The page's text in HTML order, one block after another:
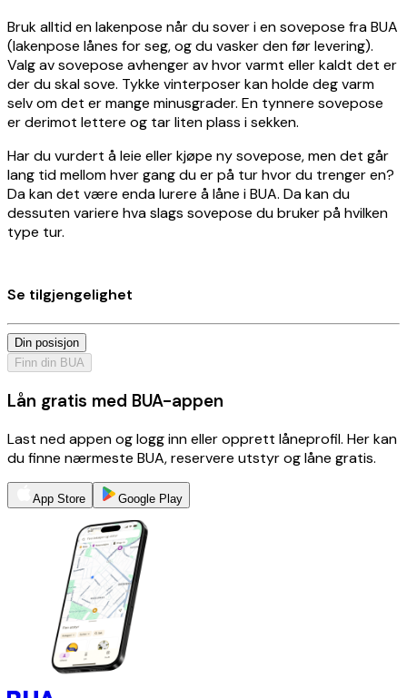
Bruk alltid en lakenpose når du sover i en sovepose fra BUA
(lakenpose lånes for seg, og du vasker den før levering).
Valg av sovepose avhenger av hvor varmt eller kaldt det er
der du skal sove. Tykke vinterposer kan holde deg varm
selv om det er mange minusgrader. En tynnere sovepose
er derimot lettere og tar liten plass i sekken.
Har du vurdert å leie eller kjøpe ny sovepose, men det går
lang tid mellom hver gang du er på tur hvor du trenger en?
Da kan det være enda lurere å låne i BUA. Da kan du
dessuten variere hva slags sovepose du bruker på hvilken
type tur.
Se tilgjengelighet
Din posisjon
Finn din BUA
Lån gratis med BUA-appen
Last ned appen og logg inn eller opprett låneprofil. Her kan
du finne nærmeste BUA, reservere utstyr og låne gratis.
App Store Google Play